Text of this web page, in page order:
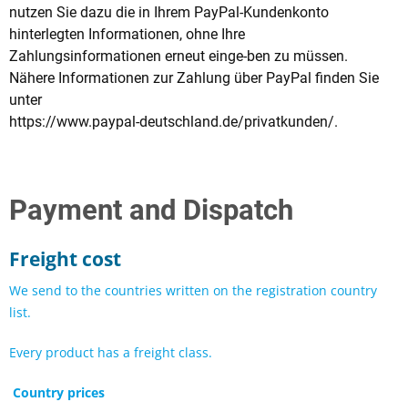
nutzen Sie dazu die in Ihrem PayPal-Kundenkonto
hinterlegten Informationen, ohne Ihre
Zahlungsinformationen erneut einge-ben zu müssen.
Nähere Informationen zur Zahlung über PayPal finden Sie
unter
https://www.paypal-deutschland.de/privatkunden/.
Payment and Dispatch
Freight cost
We send to the countries written on the registration country
list.
Every product has a freight class.
Country prices